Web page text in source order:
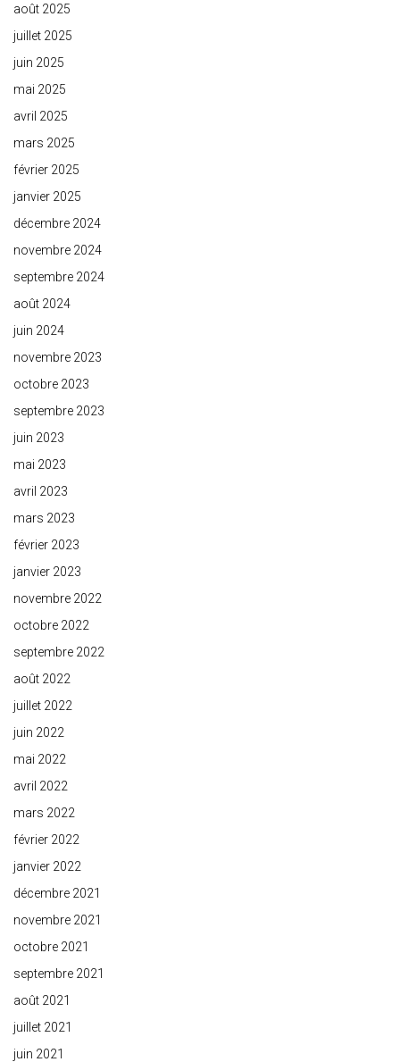
août 2025
juillet 2025
juin 2025
mai 2025
avril 2025
mars 2025
février 2025
janvier 2025
décembre 2024
novembre 2024
septembre 2024
août 2024
juin 2024
novembre 2023
octobre 2023
septembre 2023
juin 2023
mai 2023
avril 2023
mars 2023
février 2023
janvier 2023
novembre 2022
octobre 2022
septembre 2022
août 2022
juillet 2022
juin 2022
mai 2022
avril 2022
mars 2022
février 2022
janvier 2022
décembre 2021
novembre 2021
octobre 2021
septembre 2021
août 2021
juillet 2021
juin 2021